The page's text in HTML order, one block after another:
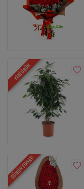
YENİ ÜRÜN
GÜNÜN FIRSATI